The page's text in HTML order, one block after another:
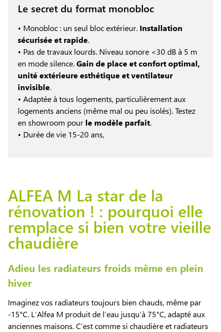
Le secret du format monobloc
• Monobloc : un seul bloc extérieur. Installation
sécurisée et rapide.
• Pas de travaux lourds. Niveau sonore <30 dB à 5 m
en mode silence.Gain de place et confort optimal,
unité extérieure esthétique et ventilateur
invisible.
• Adaptée à tous logements, particulièrement aux
logements anciens (même mal ou peu isolés). Testez
en showroom pour le modèle parfait.
• Durée de vie 15-20 ans,
ALFEA M La star de la
rénovation ! : pourquoi elle
remplace si bien votre vieille
chaudière
Adieu les radiateurs froids même en plein
hiver
Imaginez vos radiateurs toujours bien chauds, même par
-15°C. L’Alfea M produit de l’eau jusqu’à 75°C, adapté aux
anciennes maisons. C’est comme si chaudière et radiateurs